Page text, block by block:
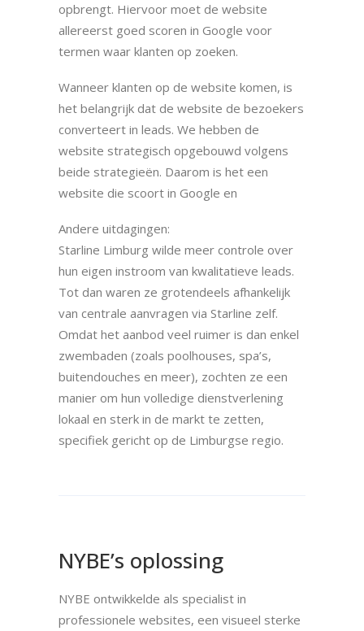
opbrengt. Hiervoor moet de website
allereerst goed scoren in Google voor
termen waar klanten op zoeken.
Wanneer klanten op de website komen, is
het belangrijk dat de website de bezoekers
converteert in leads. We hebben de
website strategisch opgebouwd volgens
beide strategieën. Daarom is het een
website die scoort in Google en
Andere uitdagingen:
Starline Limburg wilde meer controle over
hun eigen instroom van kwalitatieve leads.
Tot dan waren ze grotendeels afhankelijk
van centrale aanvragen via Starline zelf.
Omdat het aanbod veel ruimer is dan enkel
zwembaden (zoals poolhouses, spa’s,
buitendouches en meer), zochten ze een
manier om hun volledige dienstverlening
lokaal en sterk in de markt te zetten,
specifiek gericht op de Limburgse regio.
NYBE’s oplossing
NYBE ontwikkelde als specialist in
professionele websites, een visueel sterke